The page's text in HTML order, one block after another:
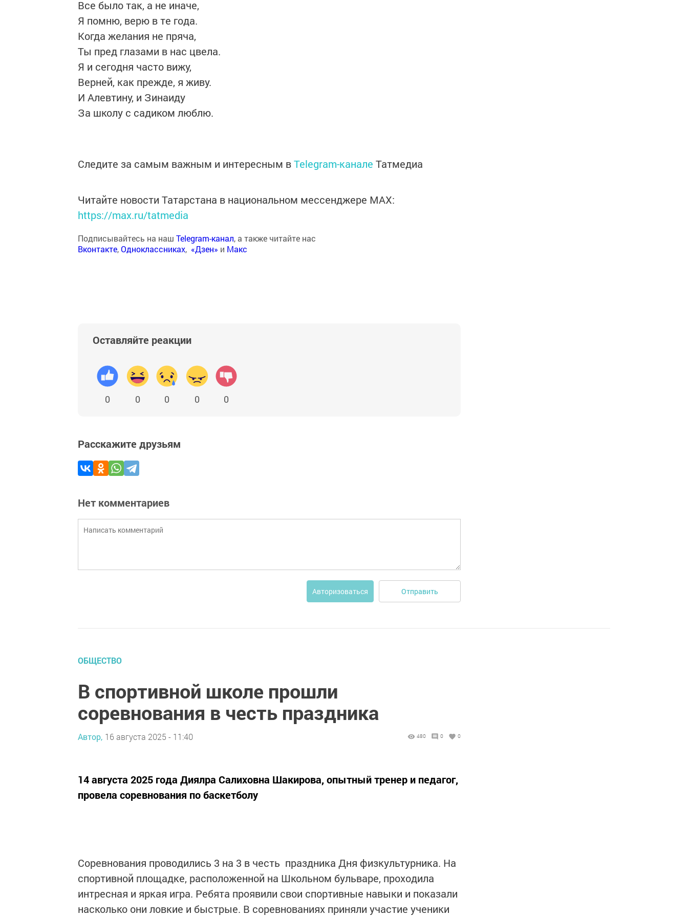
Все было так, а не иначе,
Я помню, верю в те года.
Когда желания не пряча,
Ты пред глазами в нас цвела.
Я и сегодня часто вижу,
Верней, как прежде, я живу.
И Алевтину, и Зинаиду
За школу с садиком люблю.
Следите за самым важным и интересным вTelegram-канале Татмедиа
Читайте новости Татарстана в национальном мессенджере MАХ:
https://max.ru/tatmedia
Подписывайтесь на наш Telegram-канал, а также читайте нас
Вконтакте,Одноклассниках, «Дзен» и Макс
Оставляйте реакции
0 0 0 0 0
Расскажите друзьям
Нет комментариев
Авторизоваться Отправить
ОБЩЕСТВО
В спортивной школе прошли
соревнования в честь праздника
Автор, 16 августа 2025 - 11:40 480 0 0
14 августа 2025 года Диялра Салиховна Шакирова, опытный тренер и педагог,
провела соревнования по баскетболу
Соревнования проводились 3 на 3 в честь праздника Дня физкультурника. На
спортивной площадке, расположенной на Школьном бульваре, проходила
интресная и яркая игра. Ребята проявили свои спортивные навыки и показали
насколько они ловкие и быстрые. В соревнованиях приняли участие ученики